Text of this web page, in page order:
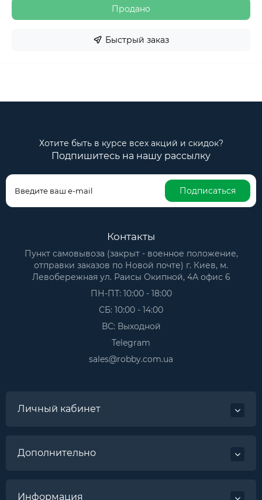
Продано
Быстрый заказ
Хотите быть в курсе всех акций и скидок?
Подпишитесь на нашу рассылку
Подписаться
Контакты
Пункт самовывоза (закрыт - военное положение,
отправки заказов по Новой почте) г. Киев, м.
Левобережная ул. Раисы Окипной, 4А офис 6
ПН-ПТ: 10:00 - 18:00
СБ: 10:00 - 14:00
ВС: Выходной
Telegram
sales@robby.com.ua
Личный кабинет
Дополнительно
Информация